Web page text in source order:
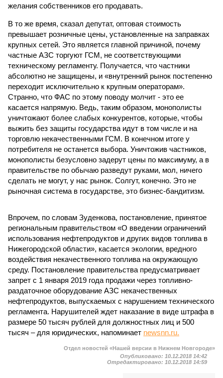
желания собственников его продавать.
В то же время, сказал депутат, оптовая стоимость
превышает розничные цены, установленные на заправках
крупных сетей. Это является главной причиной, почему
частные АЗС торгуют ГСМ, не соответствующими
техническому регламенту. Получается, что частники
абсолютно не защищены, и «внутренний рынок постепенно
переходит исключительно к крупным операторам».
Странно, что ФАС по этому поводу молчит - это ее
касается напрямую. Ведь, таким образом, монополисты
уничтожают более слабых конкурентов, которые, чтобы
выжить без защиты государства идут в том числе и на
торговлю некачественными ГСМ. В конечном итоге у
потребителя не останется выбора. Уничтожив частников,
монополисты безусловно задерут цены по максимуму, а в
правительстве по обычаю разведут руками, мол, ничего
сделать не могут, у нас рынок. Солгут, конечно. Это не
рыночная система в государстве, это бизнес-бандитизм.
Впрочем, по словам Зуденкова, постановление, принятое
региональным правительством «О введении ограничений
использования нефтепродуктов и других видов топлива в
Нижегородской области», касается экологии, вредного
воздействия некачественного топлива на окружающую
среду. Постановление правительства предусматривает
запрет с 1 января 2019 года продажи через топливно-
раздаточное оборудование АЗС некачественных
нефтепродуктов, выпускаемых с нарушением технического
регламента. Нарушителей ждет наказание в виде штрафа в
размере 50 тысяч рублей для должностных лиц и 500
тысяч – для юридических, напоминает newsnn.ru.
Отдел новостей «Нашей версии в Нижнем Новгороде»
Опубликовано: 10.12.2018 14:42
Отредактировано: 10.12.2018 14:59